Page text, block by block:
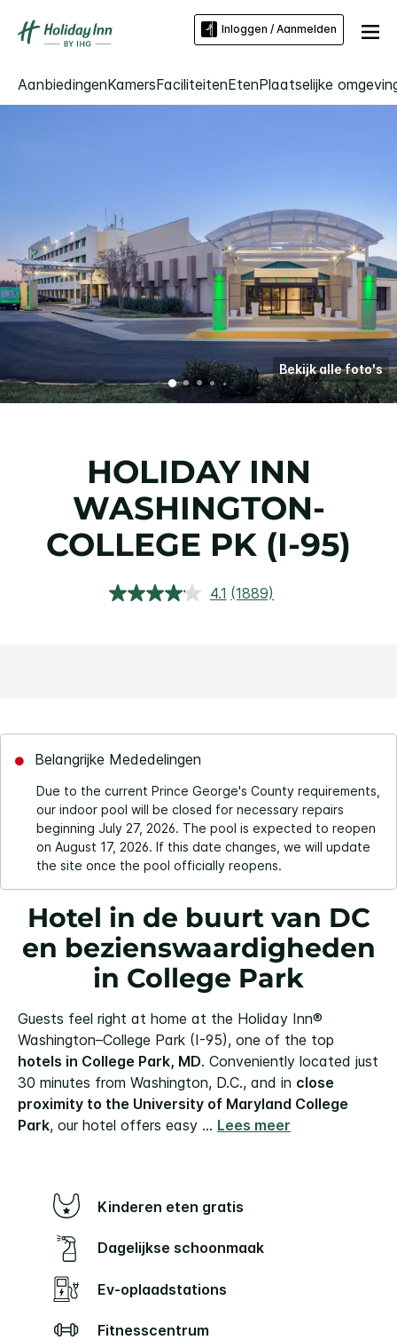
Inloggen / Aanmelden
AanbiedingenKamersFaciliteitenEtenPlaatselijke
Bekijk alle foto's
HOLIDAY INN
WASHINGTON-
COLLEGE PK (I-95)
4.1 Lees
(1889)
Belangrijke Mededelingen
Due to the current Prince George's County requirements,
our indoor pool will be closed for necessary repairs
beginning July 27, 2026. The pool is expected to reopen
on August 17, 2026. If this date changes, we will update
the site once the pool officially reopens.
Hotel in de buurt van DC
en bezienswaardigheden
in College Park
Guests feel right at home at the Holiday Inn®
Washington–College Park (I-95), one of the top
hotels in College Park, MD. Conveniently located just
30 minutes from Washington, D.C., and in close
proximity to the University of Maryland College
Park, our hotel offers easy ... Lees meer
Kinderen eten gratis
Dagelijkse schoonmaak
Ev-oplaadstations
Fitnesscentrum